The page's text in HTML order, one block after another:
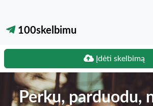
100skelbimu
Įdėti skelbimą
Perku, parduodu,